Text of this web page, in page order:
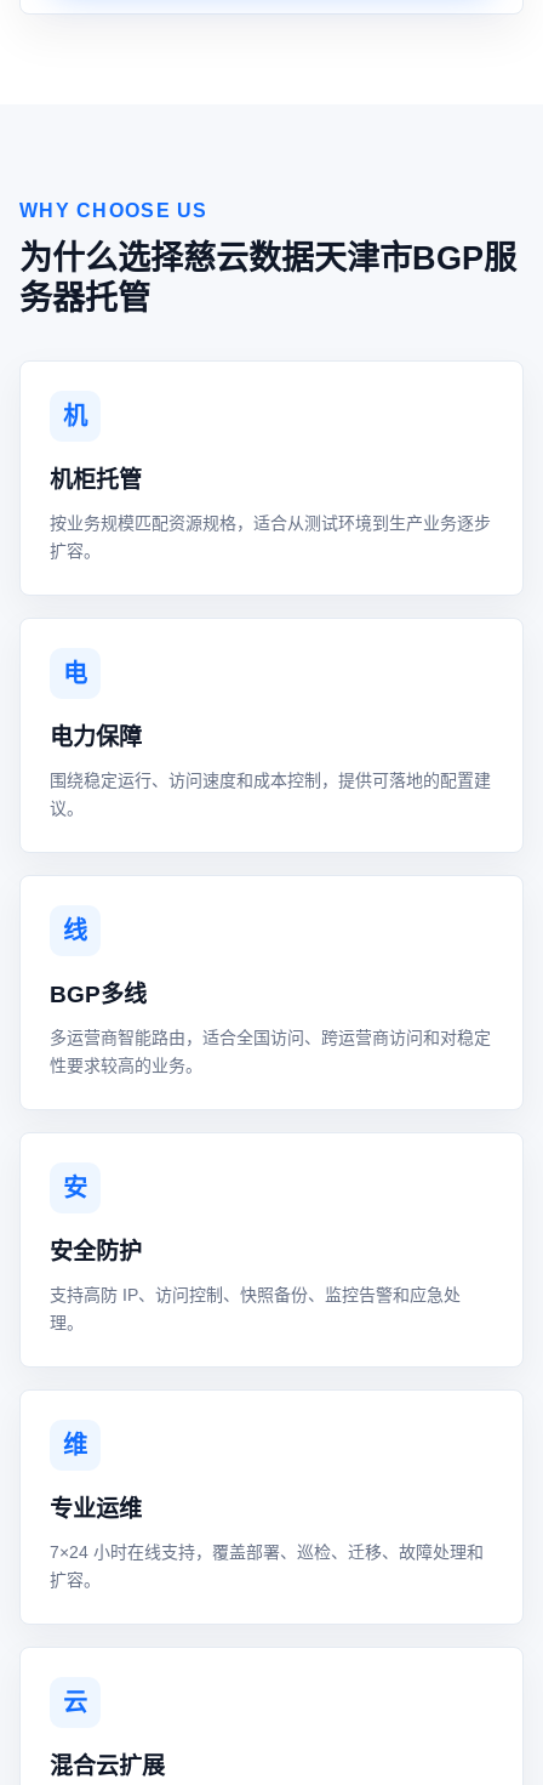
WHY CHOOSE US
为什么选择慈云数据天津市BGP服
务器托管
机
机柜托管
按业务规模匹配资源规格，适合从测试环境到生产业务逐步
扩容。
电
电力保障
围绕稳定运行、访问速度和成本控制，提供可落地的配置建
议。
线
BGP多线
多运营商智能路由，适合全国访问、跨运营商访问和对稳定
性要求较高的业务。
安
安全防护
支持高防 IP、访问控制、快照备份、监控告警和应急处
理。
维
专业运维
7×24 小时在线支持，覆盖部署、巡检、迁移、故障处理和
扩容。
云
混合云扩展